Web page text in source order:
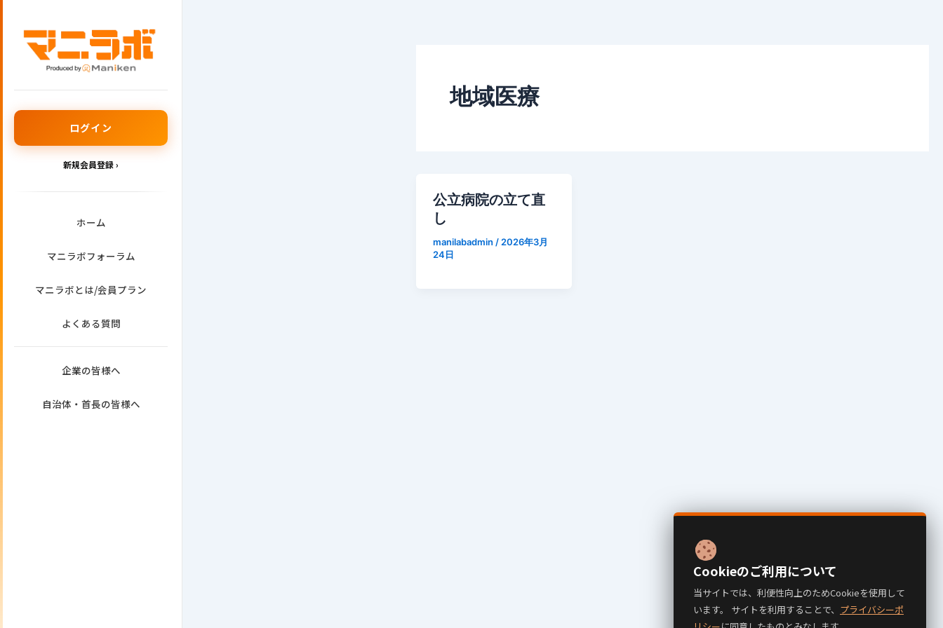
ログイン
新規会員登録 ›
ホーム
マニラボフォーラム
マニラボとは/会員プラン
よくある質問
企業の皆様へ
自治体・首長の皆様へ
地域医療
公立病院の立て直
し
manilabadmin / 2026年3月
24日
Cookieのご利用について
当サイトでは、利便性向上のためCookieを使用して
います。 サイトを利用することで、 プライバシーポ